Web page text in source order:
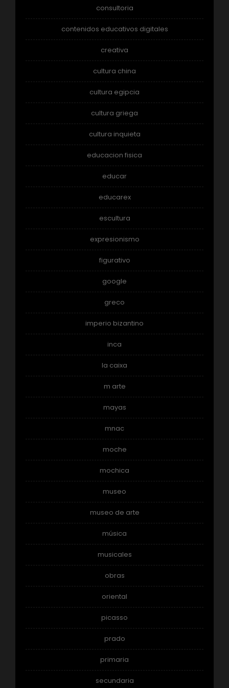
consultoria
contenidos educativos digitales
creativa
cultura china
cultura egipcia
cultura griega
cultura inquieta
educacion fisica
educar
educarex
escultura
expresionismo
figurativo
google
greco
imperio bizantino
inca
la caixa
m arte
mayas
mnac
moche
mochica
museo
museo de arte
música
musicales
obras
oriental
picasso
prado
primaria
secundaria